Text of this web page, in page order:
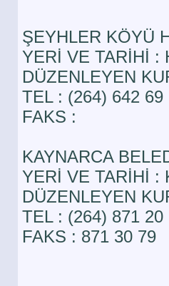
ŞEYHLER KÖYÜ
YERİ VE TARİHİ :
DÜZENLEYEN
TEL : (264) 642 69
FAKS :
KAYNARCA
YERİ VE TARİHİ :
DÜZENLEYEN
TEL : (264) 871
FAKS : 871 30 79